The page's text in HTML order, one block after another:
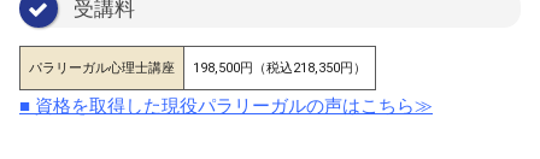
受講料
パラリーガル心理士講座 198,500円（税込218,350円）
■ 資格を取得した現役パラリーガルの声はこちら≫